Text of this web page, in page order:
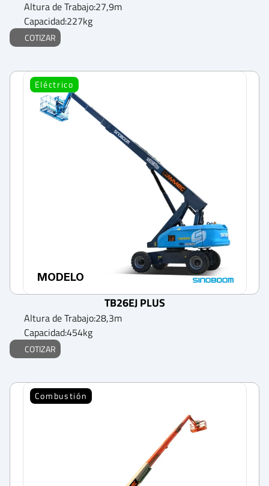
Altura de Trabajo:27,9m
Capacidad:227kg
COTIZAR
Eléctrico
MODELO
TB26EJ PLUS
Altura de Trabajo:28,3m
Capacidad:454kg
COTIZAR
Combustión